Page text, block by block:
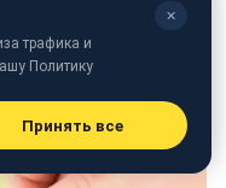
✕
трафика и
Политику
Принять все